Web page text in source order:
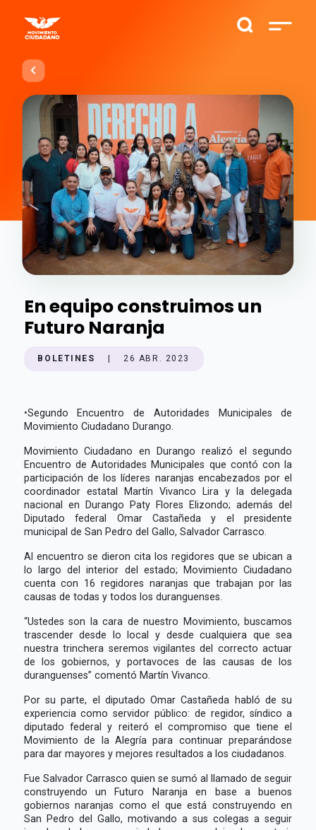
En equipo construimos un
Futuro Naranja
BOLETINES 26 ABR. 2023
•Segundo Encuentro de Autoridades Municipales de
Movimiento Ciudadano Durango.
Movimiento Ciudadano en Durango realizó el segundo
Encuentro de Autoridades Municipales que contó con la
participación de los líderes naranjas encabezados por el
coordinador estatal Martín Vivanco Lira y la delegada
nacional en Durango Paty Flores Elizondo; además del
Diputado federal Omar Castañeda y el presidente
municipal de San Pedro del Gallo, Salvador Carrasco.
Al encuentro se dieron cita los regidores que se ubican a
lo largo del interior del estado; Movimiento Ciudadano
cuenta con 16 regidores naranjas que trabajan por las
causas de todas y todos los duranguenses.
“Ustedes son la cara de nuestro Movimiento, buscamos
trascender desde lo local y desde cualquiera que sea
nuestra trinchera seremos vigilantes del correcto actuar
de los gobiernos, y portavoces de las causas de los
duranguenses” comentó Martín Vivanco.
Por su parte, el diputado Omar Castañeda habló de su
experiencia como servidor público: de regidor, síndico a
diputado federal y reiteró el compromiso que tiene el
Movimiento de la Alegría para continuar preparándose
para dar mayores y mejores resultados a los ciudadanos.
Fue Salvador Carrasco quien se sumó al llamado de seguir
construyendo un Futuro Naranja en base a buenos
gobiernos naranjas como el que está construyendo en
San Pedro del Gallo, motivando a sus colegas a seguir